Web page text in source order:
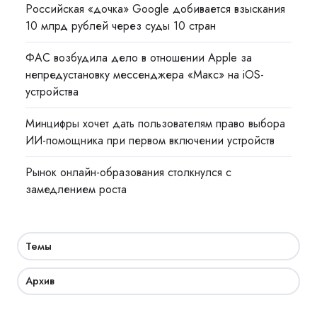
Российская «дочка» Google добивается взыскания
10 млрд рублей через суды 10 стран
ФАС возбудила дело в отношении Apple за
непредустановку мессенджера «Макс» на iOS-
устройства
Минцифры хочет дать пользователям право выбора
ИИ-помощника при первом включении устройств
Рынок онлайн-образования столкнулся с
замедлением роста
Темы
Архив